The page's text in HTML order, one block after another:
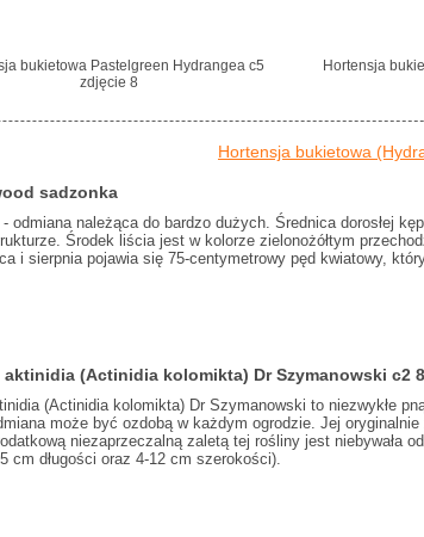
bukietowa Pastelgreen Hydrangea c5
zdjęcie 8
Hortensja
Hortensja bukietowa
sadzonka
odmiana należąca do bardzo dużych. Średnica dorosłej
Środek liścia jest w kolorze zielonożółtym
i sierpnia pojawia się 75-centymetrowy pęd kwiatowy,
(Actinidia kolomikta) Dr Szymanowski c2
(Actinidia kolomikta) Dr Szymanowski to niezwykłe
może być ozdobą w każdym ogrodzie. Jej
niezaprzeczalną zaletą tej rośliny jest niebywała
cm długości oraz 4-12 cm szerokości).